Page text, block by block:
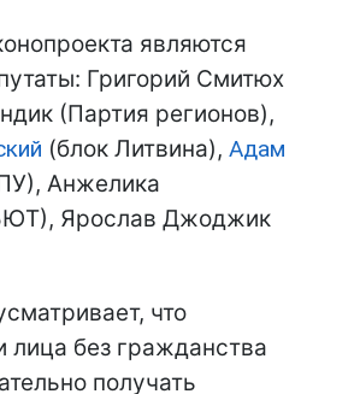
являются
Григорий Смитюх
(Партия регионов),
(блок Литвина), Адам
Анжелика
Ярослав Джоджик
что
лица без гражданства
получать